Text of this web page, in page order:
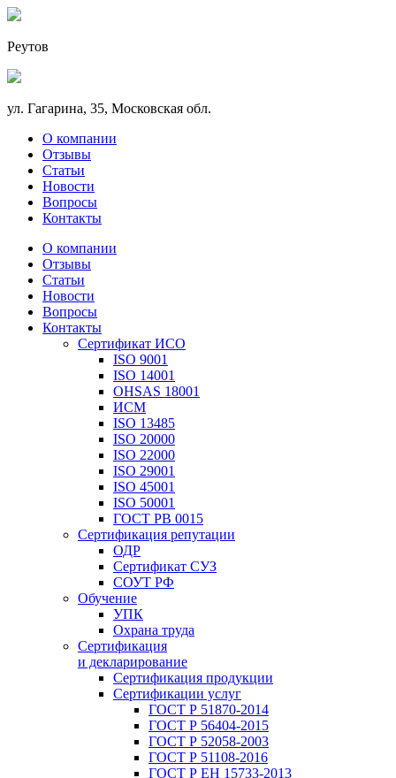
Реутов
ул. Гагарина, 35, Московская обл.
О компании
Отзывы
Статьи
Новости
Вопросы
Контакты
О компании
Отзывы
Статьи
Новости
Вопросы
Контакты
Сертификат ИСО
ISO 9001
ISO 14001
OHSAS 18001
ИСМ
ISO 13485
ISO 20000
ISO 22000
ISO 29001
ISO 45001
ISO 50001
ГОСТ РВ 0015
Сертификация репутации
ОДР
Сертификат СУЗ
СОУТ РФ
Обучение
УПК
Охрана труда
Сертификация
и декларирование
Сертификация продукции
Сертификации услуг
ГОСТ Р 51870-2014
ГОСТ Р 56404-2015
ГОСТ Р 52058-2003
ГОСТ Р 51108-2016
ГОСТ Р ЕН 15733-2013